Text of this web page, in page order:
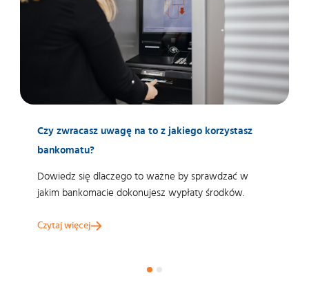
Czy zwracasz uwagę na to z jakiego korzystasz
bankomatu?
Dowiedz się dlaczego to ważne by sprawdzać w
jakim bankomacie dokonujesz wypłaty środków.
Czytaj więcej